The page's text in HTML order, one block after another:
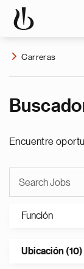
Carreras
Encuentre
Función
Ubicación (10)